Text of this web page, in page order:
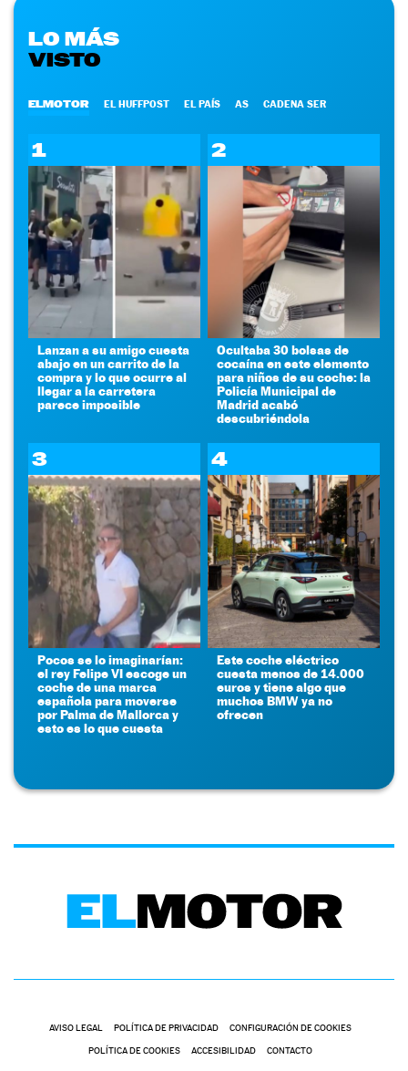
LO MÁS
VISTO
ELMOTOR EL HUFFPOST EL PAÍS AS CADENA SER
1
Lanzan a su amigo cuesta
abajo en un carrito de la
compra y lo que ocurre al
llegar a la carretera
parece imposible
2
Ocultaba 30 bolsas de
cocaína en este elemento
para niños de su coche: la
Policía Municipal de
Madrid acabó
descubriéndola
3
Pocos se lo imaginarían:
el rey Felipe VI escoge un
coche de una marca
española para moverse
por Palma de Mallorca y
esto es lo que cuesta
4
Este coche eléctrico
cuesta menos de 14.000
euros y tiene algo que
muchos BMW ya no
ofrecen
AVISO LEGAL POLÍTICA DE PRIVACIDAD CONFIGURACIÓN DE COOKIES
POLÍTICA DE COOKIES ACCESIBILIDAD CONTACTO